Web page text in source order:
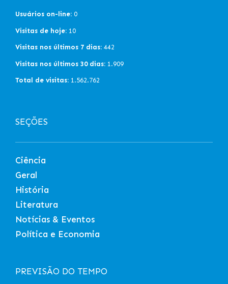
Usuários on-line: 0
Visitas de hoje: 10
Visitas nos últimos 7 dias: 442
Visitas nos últimos 30 dias: 1.909
Total de visitas: 1.562.762
SEÇÕES
Ciência
Geral
História
Literatura
Notícias & Eventos
Política e Economia
PREVISÃO DO TEMPO